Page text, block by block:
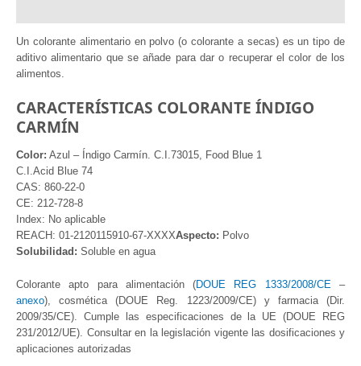
Un colorante alimentario en polvo (o colorante a secas) es un tipo de
aditivo alimentario que se añade para dar o recuperar el color de los
alimentos.
CARACTERÍSTICAS COLORANTE ÍNDIGO
CARMÍN
Color: Azul – Índigo Carmín. C.I.73015, Food Blue 1
C.I.Acid Blue 74
CAS: 860-22-0
CE: 212-728-8
Index: No aplicable
REACH: 01-2120115910-67-XXXXAspecto: Polvo
Solubilidad: Soluble en agua
Colorante apto para alimentación (DOUE REG 1333/2008/CE –
anexo), cosmética (DOUE Reg
1223/2009/CE) y farmacia (Dir.
2009/35/CE). Cumple las especificaciones de la UE (DOUE REG
231/2012/UE). Consultar en la legislación vigente las dosificaciones y
aplicaciones autorizadas